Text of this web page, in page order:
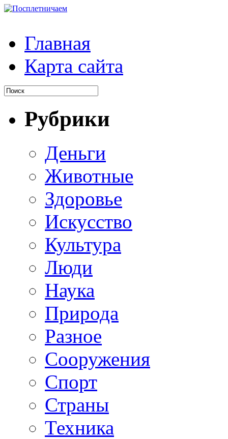
Главная
Карта сайта
Рубрики
Деньги
Животные
Здоровье
Искусство
Культура
Люди
Наука
Природа
Разное
Сооружения
Спорт
Страны
Техника